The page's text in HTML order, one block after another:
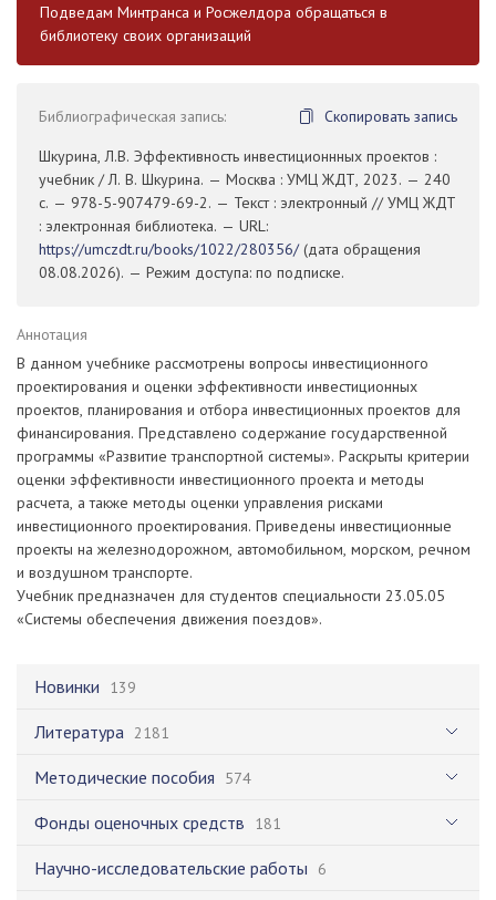
Новинки 139
Литература 2181
Методические пособия 574
Фонды оценочных средств 181
Научно-исследовательские работы 6
Подведам Минтранса и Росжелдора обращаться в
библиотеку своих организаций
Библиографическая запись:
Скопировать запись
Шкурина, Л.В. Эффективность инвестиционнных проектов :
учебник / Л. В. Шкурина. — Москва : УМЦ ЖДТ, 2023. — 240
с. — 978-5-907479-69-2. — Текст : электронный // УМЦ ЖДТ
: электронная библиотека. — URL:
https://umczdt.ru/books/1022/280356/(дата обращения
08.08.2026). — Режим доступа: по подписке.
Аннотация
В данном учебнике рассмотрены вопросы инвестиционного
проектирования и оценки эффективности инвестиционных
проектов, планирования и отбора инвестиционных проектов для
финансирования. Представлено содержание государственной
программы «Развитие транспортной системы». Раскрыты критерии
оценки эффективности инвестиционного проекта и методы
расчета, а также методы оценки управления рисками
инвестиционного проектирования. Приведены инвестиционные
проекты на железнодорожном, автомобильном, морском, речном
и воздушном транспорте.
Учебник предназначен для студентов специальности 23.05.05
«Системы обеспечения движения поездов».